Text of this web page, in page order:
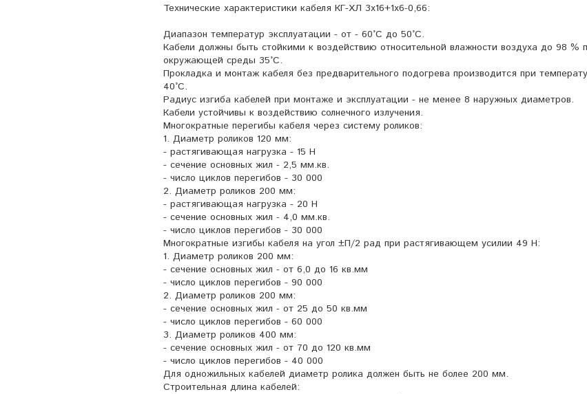
Технические характеристики кабеля КГ-ХЛ 3х16+1х6-0,66:
Диапазон температур эксплуатации - от - 60°С до 50°С.
Кабели должны быть стойкими к воздействию относительной влажности воздуха до 98 %
окружающей среды 35°С.
Прокладка и монтаж кабеля без предварительного подогрева производится при
40°С.
Радиус изгиба кабелей при монтаже и эксплуатации - не менее 8 наружных диаметров.
Кабели устойчивы к воздействию солнечного излучения.
Многократные перегибы кабеля через систему роликов:
1. Диаметр роликов 120 мм:
- растягивающая нагрузка - 15 Н
- сечение основных жил - 2,5 мм.кв.
- число циклов перегибов - 30 000
2. Диаметр роликов 200 мм:
- растягивающая нагрузка - 20 Н
- сечение основных жил - 4,0 мм.кв.
- число циклов перегибов - 30 000
Многократные изгибы кабеля на угол ±П/2 рад при растягивающем усилии 49 Н:
1. Диаметр роликов 200 мм:
- сечение основных жил - от 6,0 до 16 кв.мм
- число циклов перегибов - 90 000
2. Диаметр роликов 200 мм:
- сечение основных жил - от 25 до 50 кв.мм
- число циклов перегибов - 60 000
3. Диаметр роликов 400 мм:
- сечение основных жил - от 70 до 120 кв.мм
- число циклов перегибов - 40 000
Для одножильных кабелей диаметр ролика должен быть не более 200 мм.
Строительная длина кабелей: